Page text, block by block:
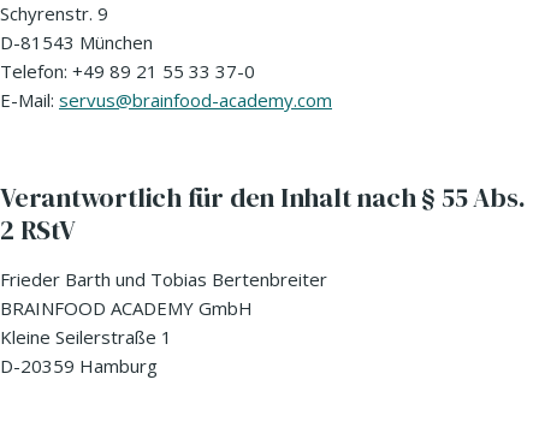
Schyrenstr. 9
D-81543 München
Telefon: +49 89 21 55 33 37-0
E-Mail: servus@brainfood-academy.com
Verantwortlich für den Inhalt nach § 55 Abs.
2 RStV
Frieder Barth und Tobias Bertenbreiter
BRAINFOOD ACADEMY GmbH
Kleine Seilerstraße 1
D-20359 Hamburg